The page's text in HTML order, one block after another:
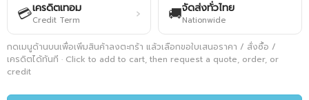
💳เครดิตเทอม
Credit Term › 🚚จัดส่งทั่วไทย
Nationwide
กดเมนูด้านบนเพื่อเพิ่มสินค้าลงตะกร้า แล้วเลือกขอใบเสนอราคา / สั่งซื้อ /
เครดิตได้ทันที · Click to add to cart, then request a quote, order, or
credit